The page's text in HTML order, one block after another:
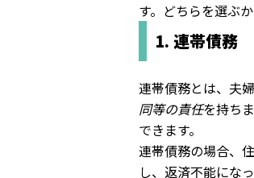
す。どちらを選ぶ
1. 連帯債務
連帯債務とは、夫
同等の責任を持ち
できます。
連帯債務の場合、
し、返済不能にな